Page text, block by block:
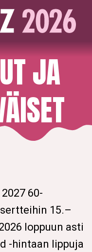
JA
60-
15.–
loppuun asti
-hintaan lippuja